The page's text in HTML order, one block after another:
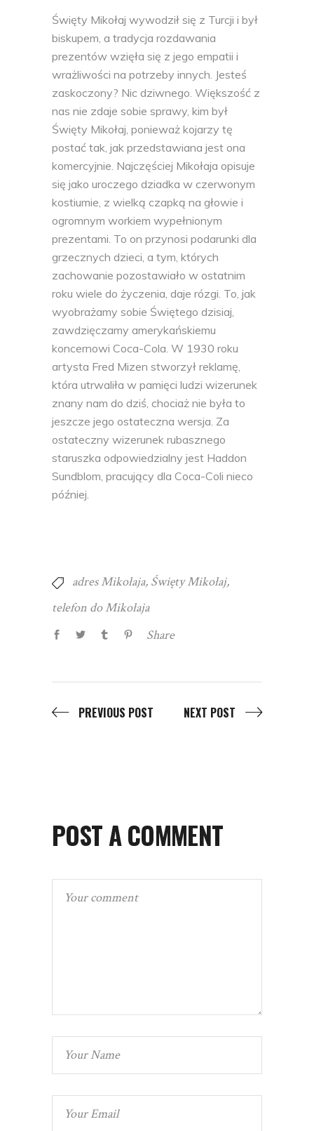
Święty Mikołaj wywodził się z Turcji i był
biskupem, a tradycja rozdawania
prezentów wzięła się z jego empatii i
wrażliwości na potrzeby innych. Jesteś
zaskoczony? Nic dziwnego. Większość z
nas nie zdaje sobie sprawy, kim był
Święty Mikołaj, ponieważ kojarzy tę
postać tak, jak przedstawiana jest ona
komercyjnie. Najczęściej Mikołaja opisuje
się jako uroczego dziadka w czerwonym
kostiumie, z wielką czapką na głowie i
ogromnym workiem wypełnionym
prezentami. To on przynosi podarunki dla
grzecznych dzieci, a tym, których
zachowanie pozostawiało w ostatnim
roku wiele do życzenia, daje rózgi. To, jak
wyobrażamy sobie Świętego dzisiaj,
zawdzięczamy amerykańskiemu
koncernowi Coca-Cola. W 1930 roku
artysta Fred Mizen stworzył reklamę,
która utrwaliła w pamięci ludzi wizerunek
znany nam do dziś, chociaż nie była to
jeszcze jego ostateczna wersja. Za
ostateczny wizerunek rubasznego
staruszka odpowiedzialny jest Haddon
Sundblom, pracujący dla Coca-Coli nieco
później.
adres Mikołaja, Święty Mikołaj,
telefon do Mikołaja
Share
PREVIOUS POST NEXT POST
POST A COMMENT